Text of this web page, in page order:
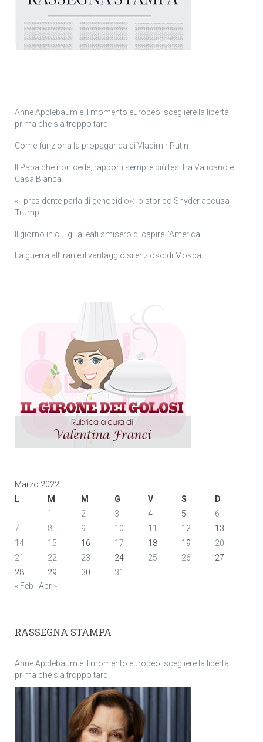
Anne Applebaum e il momento europeo: scegliere la libertà
prima che sia troppo tardi
Come funziona la propaganda di Vladimir Putin
Il Papa che non cede, rapporti sempre più tesi tra Vaticano e
Casa Bianca
«Il presidente parla di genocidio»: lo storico Snyder accusa
Trump
Il giorno in cui gli alleati smisero di capire l’America
La guerra all’Iran e il vantaggio silenzioso di Mosca
Marzo 2022
L
M M G V S
D
1
2 3 4 5
6
7
8 9 10 11 12
13
14
15 16 17 18 19
20
21
22 23 24 25 26
27
28
29 30
31
« Feb
Apr »
RASSEGNA STAMPA
Anne Applebaum e il momento europeo: scegliere la libertà
prima che sia troppo tardi